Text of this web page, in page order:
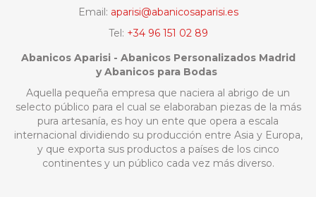
Email: aparisi@abanicosaparisi.es
Tel: +34 96 151 02 89
Abanicos Aparisi - Abanicos Personalizados Madrid
y Abanicos para Bodas
Aquella pequeña empresa que naciera al abrigo de un
selecto público para el cual se elaboraban piezas de la más
pura artesanía, es hoy un ente que opera a escala
internacional dividiendo su producción entre Asia y Europa,
y que exporta sus productos a países de los cinco
continentes y un público cada vez más diverso.